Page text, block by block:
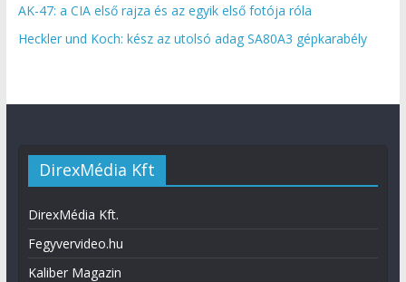
AK-47: a CIA első rajza és az egyik első fotója róla
Heckler und Koch: kész az utolsó adag SA80A3 gépkarabély
DirexMédia Kft
DirexMédia Kft.
Fegyvervideo.hu
Kaliber Magazin